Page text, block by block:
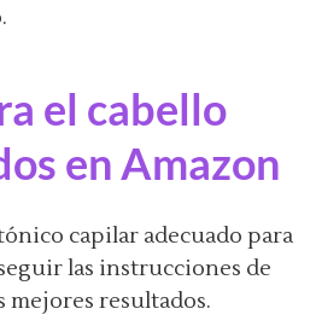
el cabello
en Amazon
capilar adecuado para
las instrucciones de
mejores resultados.